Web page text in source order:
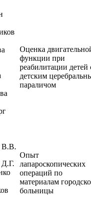
Оценка
функции при
реабилитации детей
детским
параличом
В.В.
Опыт
лапароскопических
операций по
материалам
больницы